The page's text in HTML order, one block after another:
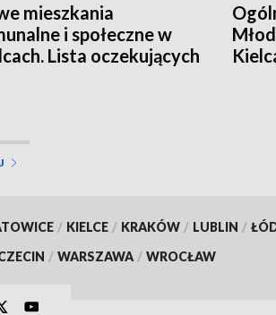
mieszkania
i społeczne w
Lista oczekujących
/ KIELCE / KRAKÓW / LUBLIN /
/ WARSZAWA / WROCŁAW